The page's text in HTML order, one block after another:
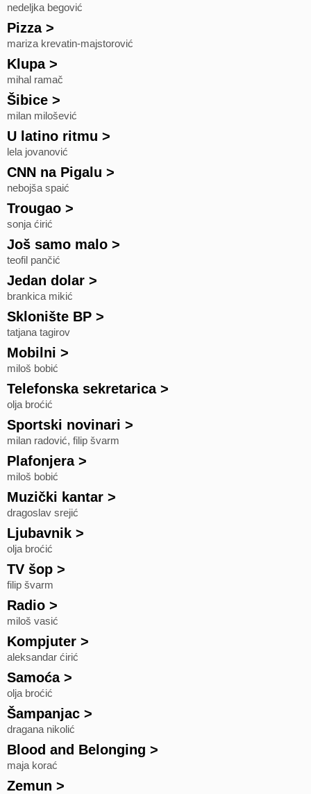
nedeljka begović
Pizza>
mariza krevatin-majstorović
Klupa>
mihal ramač
Šibice >
milan milošević
U latino ritmu >
lela jovanović
CNN na Pigalu >
nebojša spaić
Trougao >
sonja ćirić
Još samo malo >
teofil pančić
Jedan dolar >
brankica mikić
Sklonište BP >
tatjana tagirov
Mobilni >
miloš bobić
Telefonska sekretarica>
olja broćić
Sportski novinari >
milan radović, filip švarm
Plafonjera>
miloš bobić
Muzički kantar >
dragoslav srejić
Ljubavnik >
olja broćić
TV šop >
filip švarm
Radio >
miloš vasić
Kompjuter >
aleksandar ćirić
Samoća>
olja broćić
Šampanjac >
dragana nikolić
Blood and Belonging >
maja korać
Zemun >